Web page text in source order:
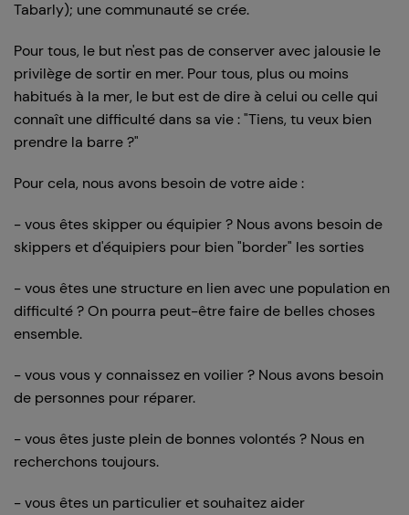
Tabarly); une communauté se crée.
Pour tous, le but n'est pas de conserver avec jalousie le
privilège de sortir en mer. Pour tous, plus ou moins
habitués à la mer, le but est de dire à celui ou celle qui
connaît une difficulté dans sa vie : "Tiens, tu veux bien
prendre la barre ?"
Pour cela, nous avons besoin de votre aide :
- vous êtes skipper ou équipier ? Nous avons besoin de
skippers et d'équipiers pour bien "border" les sorties
- vous êtes une structure en lien avec une population en
difficulté ? On pourra peut-être faire de belles choses
ensemble.
- vous vous y connaissez en voilier ? Nous avons besoin
de personnes pour réparer.
- vous êtes juste plein de bonnes volontés ? Nous en
recherchons toujours.
- vous êtes un particulier et souhaitez aider